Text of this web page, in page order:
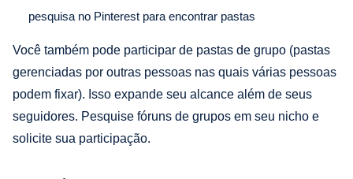
pesquisa no Pinterest para encontrar pastas
Você também pode participar de pastas de grupo (pastas
gerenciadas por outras pessoas nas quais várias pessoas
podem fixar). Isso expande seu alcance além de seus
seguidores. Pesquise fóruns de grupos em seu nicho e
solicite sua participação.